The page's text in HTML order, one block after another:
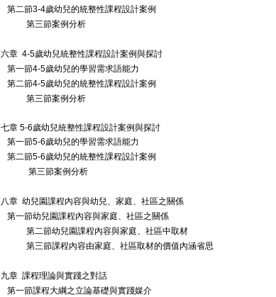
二節3-4歲幼兒的統整性課程設計案例
三節案例分析
章 4-5歲幼兒統整性課程設計案例與探討
一節4-5歲幼兒的學習需求語能力
二節4-5歲幼兒的統整性課程設計案例
三節案例分析
章 5-6歲幼兒統整性課程設計案例與探討
一節5-6歲幼兒的學習需求語能力
二節5-6歲幼兒的統整性課程設計案例
三節案例分析
章 幼兒園課程內容與幼兒、家庭、社區之關係
一節幼兒園課程內容與家庭、社區之關係
二節幼兒園課程內容與家庭、社區中取材
三節課程內容由家庭、社區取材的價值內涵省思
章 課程理論與實踐之對話
一節課程大綱之立論基礎與實踐媒介